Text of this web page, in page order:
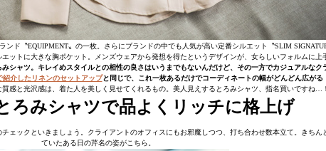
ド〝EQUIPMENT〟の一枚。さらにブランドの中でも人気が高い定番シルエット〝SLIM
ットに大きな胸ポケット。メンズウェアから発想を得たというデザインが、女らしいフォルムに上
シャツ。キレイめスタイルとの相性の良さはいうまでもないんだけど、その一方でカジュアルなク
紹介したリネンのセットアップと同じで、これ一枚あるだけでコーディネートの幅がどんどん広がる
感と光沢感は、着た人を美しく見せてくれるもの。美人見えするとろみシャツ、指名買いですね…！
ろみシャツで品よくリッチに格上げ
ェックといきましょう。クライアントのオフィスにもお邪魔しつつ、打ち合わせ数本立て。きちん
ていたある日の芹名の姿がこちら。